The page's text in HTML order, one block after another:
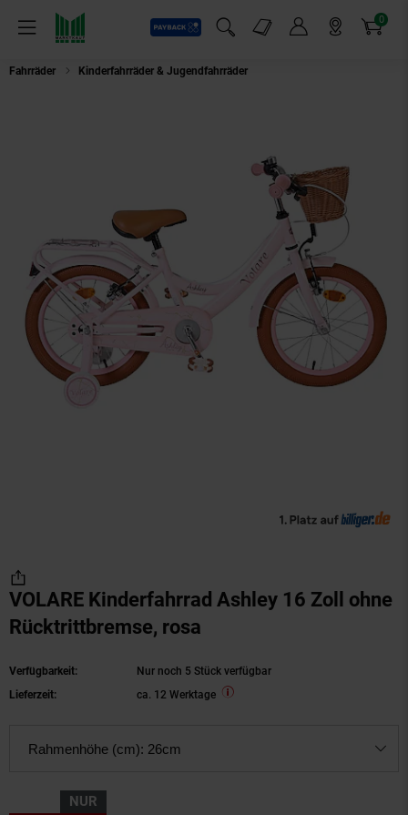
Menü
Payback
Suchfeld einblenden
Markt-Angebote 0
Artikel
Fahrräder Kinderfahrräder & Jugendfahrräder
VOLARE Kinderfahrrad Ashley 16 Zoll ohne
Rücktrittbremse, rosa
Verfügbarkeit:
Nur noch 5 Stück verfügbar
Lieferzeit:
ca. 12 Werktage
Rahmenhöhe (cm): 26cm
NUR